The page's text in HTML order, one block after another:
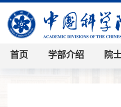
首页 学部介绍 院